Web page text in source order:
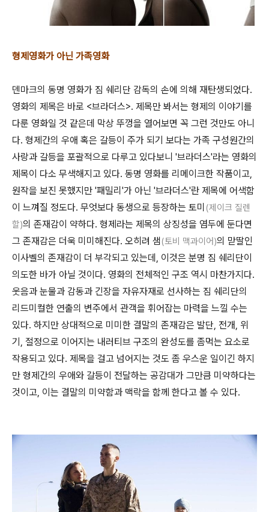
형제영화가 아닌 가족영화
덴마크의 동명 영화가 짐 쉐리단 감독의 손에 의해 재탄생되었다.
영화의 제목은 바로 <브라더스>. 제목만 봐서는 형제의 이야기를
다룬 영화일 것 같은데 막상 뚜껑을 열어보면 꼭 그런 것만도 아니
다. 형제간의 우애 혹은 갈등이 주가 되기 보다는 가족 구성원간의
사랑과 갈등을 포괄적으로 다루고 있다보니 '브라더스'라는 영화의
제목이 다소 무색해지고 있다. 동명 영화를 리메이크한 작품이고,
원작을 보진 못했지만 '패밀리'가 아닌 '브라더스'란 제목에 어색함
이 느껴질 정도다. 무엇보다 동생으로 등장하는 토미 (제이크 질렌
할)의 존재감이 약하다. 형제라는 제목의 상징성을 염두에 둔다면
그 존재감은 더욱 미미해진다. 오히려 샘 (토비 맥과이어)의 맏딸인
이사벨의 존재감이 더 부각되고 있는데, 이것은 분명 짐 쉐리단이
의도한 바가 아닐 것이다. 영화의 전체적인 구조 역시 마찬가지다.
웃음과 눈물과 감동과 긴장을 자유자재로 선사하는 짐 쉐리단의
리드미컬한 연출의 변주에서 관객을 휘어잡는 마력을 느낄 수는
있다. 하지만 상대적으로 미미한 결말의 존재감은 발단, 전개, 위
기, 절정으로 이어지는 내러티브 구조의 완성도를 좀먹는 요소로
작용되고 있다. 제목을 걸고 넘어지는 것도 좀 우스운 일이긴 하지
만 형제간의 우애와 갈등이 전달하는 공감대가 그만큼 미약하다는
것이고, 이는 결말의 미약함과 맥락을 함께 한다고 볼 수 있다.